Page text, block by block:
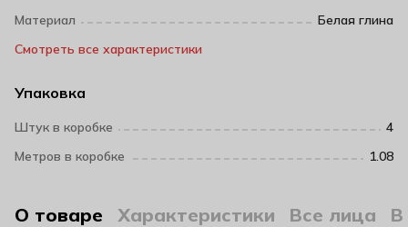
Материал
Белая глина
Смотреть все характеристики
Упаковка
Штук в коробке
4
Метров в коробке
1.08
О товаре Характеристики Все лица В